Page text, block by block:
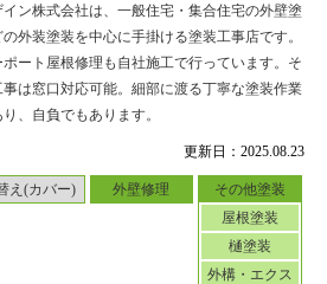
更新日：2025.08.23
え(カバー) 外壁修理
その他塗装
屋根塗装
樋塗装
外構・エクス
ン株式会社は、一般住宅・集合住宅の外壁塗
外装塗装を中心に手掛ける塗装工事店です。
ート屋根修理も自社施工で行っています。そ
は窓口対応可能。細部に渡る丁寧な塗装作業
、自負でもあります。